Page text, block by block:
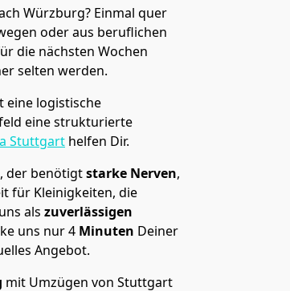
Würzburg? Einmal quer
oder aus beruflichen
die nächsten Wochen
selten werden.
eine logistische
eine strukturierte
Stuttgart helfen Dir.
der benötigtstarke Nerven,
für Kleinigkeiten, die
als zuverlässigen
uns nur4 Minuten Deiner
Angebot.
mit Umzügen von Stuttgart